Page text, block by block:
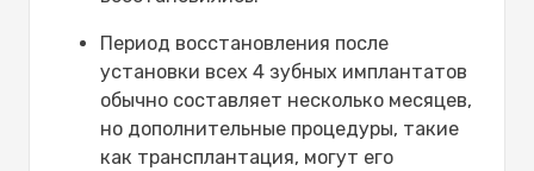
Период восстановления после
установки всех 4 зубных имплантатов
обычно составляет несколько месяцев,
но дополнительные процедуры, такие
как трансплантация, могут его